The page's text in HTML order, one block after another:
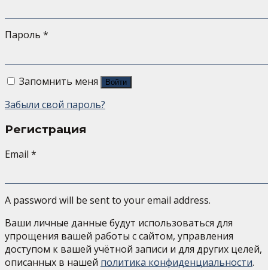
Пароль *
Запомнить меня Войти
Забыли свой пароль?
Регистрация
Email *
A password will be sent to your email address.
Ваши личные данные будут использоваться для
упрощения вашей работы с сайтом, управления
доступом к вашей учётной записи и для других целей,
описанных в нашей политика конфиденциальности.